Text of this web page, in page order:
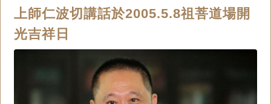
上師仁波切講話於2005.5.8祖菩道場開
光吉祥日